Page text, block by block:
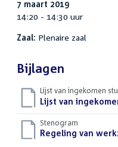
7 maart 2019
14:20 - 14:30 uur
Zaal: Plenaire zaal
Bijlagen
Lijst van ingekomen
Download
bestand:
Lijst van
Stenogram
Download
Regeling van